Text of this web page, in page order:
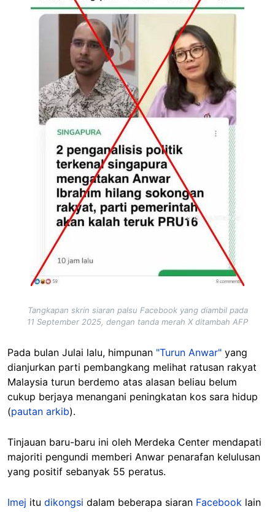
Tangkapan skrin siaran palsu Facebook yang diambil pada
11 September 2025, dengan tanda merah X ditambah AFP
Pada bulan Julai lalu, himpunan "Turun Anwar" yang
dianjurkan parti pembangkang melihat ratusan rakyat
Malaysia turun berdemo atas alasan beliau belum
cukup berjaya menangani peningkatan kos sara hidup
(pautan arkib).
Tinjauan baru-baru ini oleh Merdeka Center mendapati
majoriti pengundi memberi Anwar penarafan kelulusan
yang positif sebanyak 55 peratus.
Imej itu dikongsi dalam beberapa siaran Facebook lain